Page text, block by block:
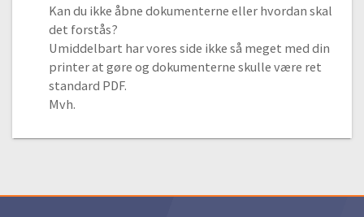
Kan du ikke åbne dokumenterne eller hvordan skal
det forstås?
Umiddelbart har vores side ikke så meget med din
printer at gøre og dokumenterne skulle være ret
standard PDF.
Mvh.